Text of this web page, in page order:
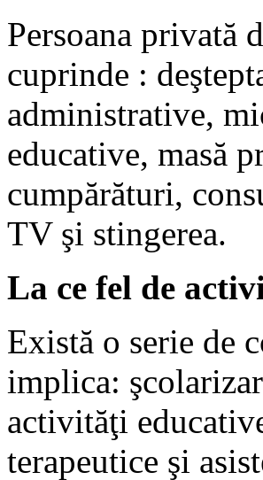
Persoana privată
cuprinde :
administrative,
educative, masă
cumpărături,
TV şi stingerea.
La ce fel de
Există o serie de
implica:
activităţi
terapeutice şi